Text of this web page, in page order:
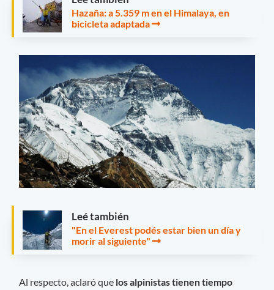
Hazaña: a 5.359 m en el Himalaya, en
bicicleta adaptada
Leé también
"En el Everest podés estar bien un día y
morir al siguiente"
Al respecto, aclaró que los alpinistas tienen tiempo